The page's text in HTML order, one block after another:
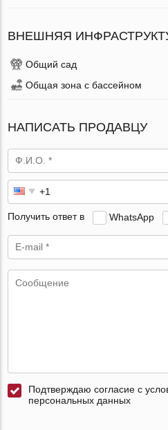
ВНЕШНЯЯ
Общий сад
Общая зона с бассейном
НАПИСАТЬ ПРОДАВЦУ
Получить ответ в WhatsApp
Подтверждаю согласие с
персональных данных